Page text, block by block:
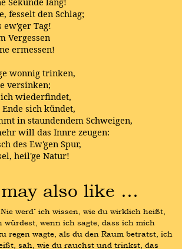
fesselt den Schlag;
ew'ger Tag!
Vergessen
ermessen!
wonnig trinken,
versinken;
wiederfindet,
sich kündet,
in staundendem Schweigen,
will das Innre zeugen:
des Ew'gen Spur,
heil'ge Natur!
also like …
werd´ ich wissen, wie du wirklich heißt,
würdest, wenn ich sagte, dass ich mich
regen wagte, als du den Raum betratst, ich
sah, wie du rauchst und trinkst, das